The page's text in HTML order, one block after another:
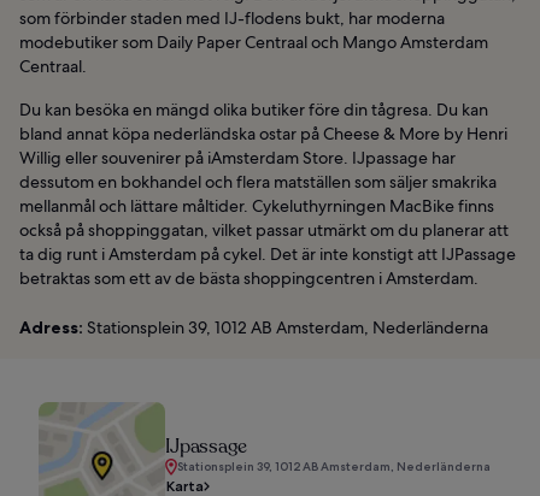
som förbinder staden med IJ-flodens bukt, har moderna
modebutiker som Daily Paper Centraal och Mango Amsterdam
Centraal.
Du kan besöka en mängd olika butiker före din tågresa. Du kan
bland annat köpa nederländska ostar på Cheese & More by Henri
Willig eller souvenirer på iAmsterdam Store. IJpassage har
dessutom en bokhandel och flera matställen som säljer smakrika
mellanmål och lättare måltider. Cykeluthyrningen MacBike finns
också på shoppinggatan, vilket passar utmärkt om du planerar att
ta dig runt i Amsterdam på cykel. Det är inte konstigt att IJPassage
betraktas som ett av de bästa shoppingcentren i Amsterdam.
Adress: Stationsplein 39, 1012 AB Amsterdam, Nederländerna
IJpassage
Stationsplein 39, 1012 AB Amsterdam, Nederländerna
Karta